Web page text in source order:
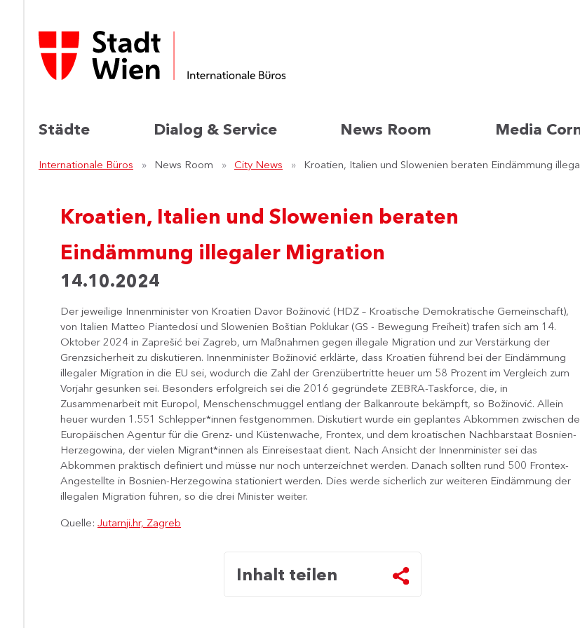
Städte Dialog & Service News Room Media
Internationale Büros News Room City News Kroatien, Italien und Slowenien beraten Eindämmung
Kroatien, Italien und Slowenien beraten
Eindämmung illegaler Migration
14.10.2024
Der jeweilige Innenminister von Kroatien Davor Božinović (HDZ – Kroatische Demokratische Gemeinschaft),
von Italien Matteo Piantedosi und Slowenien Boštian Poklukar (GS - Bewegung Freiheit) trafen sich am 14.
Oktober 2024 in Zaprešić bei Zagreb, um Maßnahmen gegen illegale Migration und zur Verstärkung der
Grenzsicherheit zu diskutieren. Innenminister Božinović erklärte, dass Kroatien führend bei der Eindämmung
illegaler Migration in die EU sei, wodurch die Zahl der Grenzübertritte heuer um 58 Prozent im Vergleich zum
Vorjahr gesunken sei. Besonders erfolgreich sei die 2016 gegründete ZEBRA-Taskforce, die, in
Zusammenarbeit mit Europol, Menschenschmuggel entlang der Balkanroute bekämpft, so Božinović. Allein
heuer wurden 1.551 Schlepper*innen festgenommen. Diskutiert wurde ein geplantes Abkommen zwischen
Europäischen Agentur für die Grenz- und Küstenwache, Frontex, und dem kroatischen Nachbarstaat Bosnien-
Herzegowina, der vielen Migrant*innen als Einreisestaat dient. Nach Ansicht der Innenminister sei das
Abkommen praktisch definiert und müsse nur noch unterzeichnet werden. Danach sollten rund 500 Frontex-
Angestellte in Bosnien-Herzegowina stationiert werden. Dies werde sicherlich zur weiteren Eindämmung der
illegalen Migration führen, so die drei Minister weiter.
Quelle: Jutarnji.hr, Zagreb
Inhalt teilen